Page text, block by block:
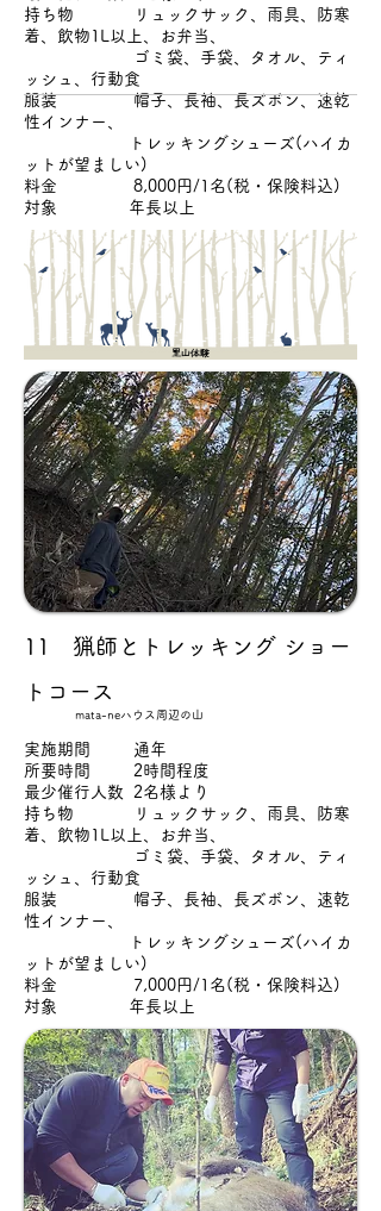
持ち物 リュックサック、雨具、防寒
着、飲物1L以上、お弁当、
ゴミ袋、手袋、タオル、ティ
ッシュ、行動食
服装 帽子、長袖、長ズボン、速乾
性インナー、
トレッキングシューズ(ハイカ
ットが望ましい)
料金 8,000円/1名(税・保険料込)
対象 年長以上
里山体験
11 猟師とトレッキング ショー
トコース
mata-neハウス周辺の山
実施期間 通年
所要時間 2時間程度
最少催行人数 2名様より
持ち物 リュックサック、雨具、防寒
着、飲物1L以上、お弁当、
ゴミ袋、手袋、タオル、ティ
ッシュ、行動食
服装 帽子、長袖、長ズボン、速乾
性インナー、
トレッキングシューズ(ハイカ
ットが望ましい)
料金 7,000円/1名(税・保険料込)
対象 年長以上